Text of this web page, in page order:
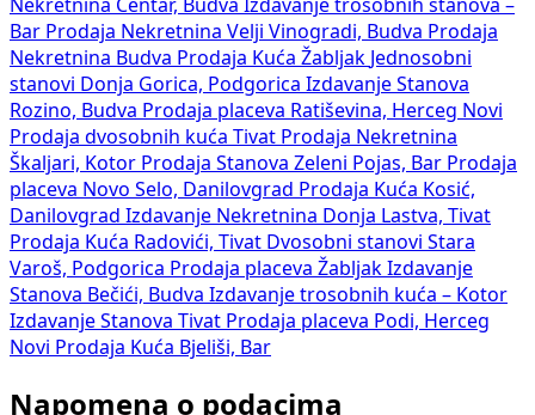
Nekretnina Centar, Budva
Izdavanje trosobnih stanova –
Bar Prodaja Nekretnina Velji Vinogradi, Budva Prodaja
Nekretnina Budva Prodaja Kuća Žabljak Jednosobni
stanovi Donja Gorica, Podgorica Izdavanje Stanova
Rozino, Budva Prodaja placeva Ratiševina, Herceg Novi
Prodaja dvosobnih kuća Tivat Prodaja Nekretnina
Škaljari, Kotor Prodaja Stanova Zeleni Pojas, Bar Prodaja
placeva Novo Selo, Danilovgrad Prodaja Kuća Kosić,
Danilovgrad Izdavanje Nekretnina Donja Lastva, Tivat
Prodaja Kuća Radovići, Tivat Dvosobni stanovi Stara
Varoš, Podgorica Prodaja placeva Žabljak Izdavanje
Stanova Bečići, Budva Izdavanje trosobnih kuća – Kotor
Izdavanje Stanova Tivat Prodaja placeva Podi, Herceg
Novi Prodaja Kuća Bjeliši, Bar
Napomena o podacima